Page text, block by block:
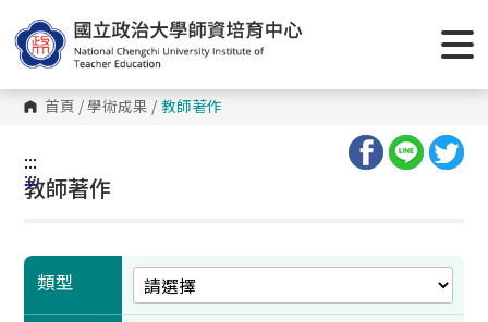
到
主
要
內
容
區 首頁 /學術成果 / 教師著作
:::
:::
教師著作
類型